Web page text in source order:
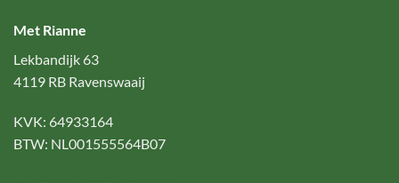
Met Rianne
Lekbandijk 63
4119 RB Ravenswaaij
KVK: 64933164
BTW: NL001555564B07